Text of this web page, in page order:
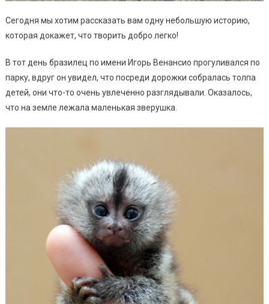
Сегодня мы хотим рассказать вам одну небольшую историю,
которая докажет, что творить добро легко!
В тот день бразилец по имени Игорь Венансио прогуливался по
парку, вдруг он увидел, что посреди дорожки собралась толпа
детей, они что-то очень увлеченно разглядывали. Оказалось,
что на земле лежала маленькая зверушка.